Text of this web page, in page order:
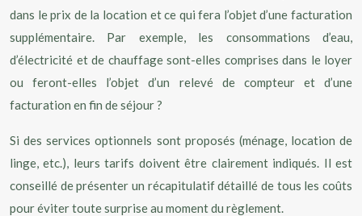
dans le prix de la location et ce qui fera l’objet d’une facturation
supplémentaire. Par exemple, les consommations d’eau,
d’électricité et de chauffage sont-elles comprises dans le loyer
ou feront-elles l’objet d’un relevé de compteur et d’une
facturation en fin de séjour ?
Si des services optionnels sont proposés (ménage, location de
linge, etc.), leurs tarifs doivent être clairement indiqués. Il est
conseillé de présenter un récapitulatif détaillé de tous les coûts
pour éviter toute surprise au moment du règlement.